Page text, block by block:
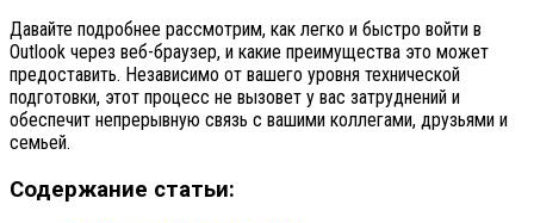
Давайте подробнее рассмотрим, как легко и быстро войти в
Outlook через веб-браузер, и какие преимущества это может
предоставить. Независимо от вашего уровня технической
подготовки, этот процесс не вызовет у вас затруднений и
обеспечит непрерывную связь с вашими коллегами, друзьями и
семьей.
Содержание статьи: